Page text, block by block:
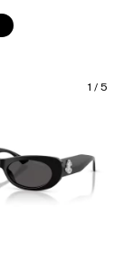
1 / 5